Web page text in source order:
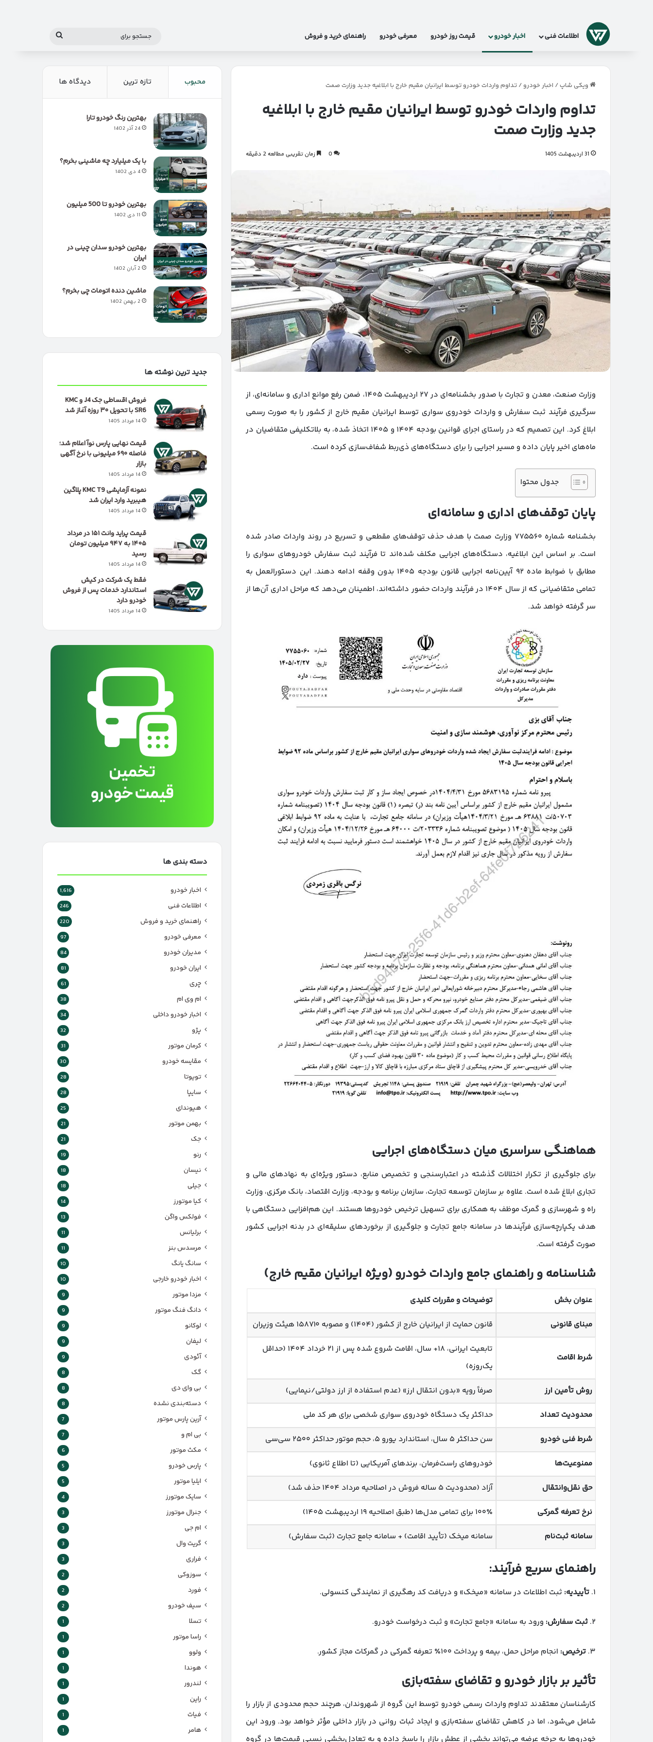
لوگو اطلاعات فنی اخبار خودرو قیمت روز خودرو معرفی خودرو راهنمای خرید و فروش
جستجو
ویکی شاپ/ اخبار خودرو/ تداوم واردات خودرو توسط ایرانیان مقیم خارج با ابلاغیه جدید وزارت صمت
تداوم واردات خودرو توسط ایرانیان مقیم خارج با ابلاغیه
جدید وزارت صمت
31 اردیبهشت 1405 0 زمان تقریبی مطالعه 2 دقیقه
وزارت صنعت، معدن و تجارت با صدور بخشنامه‌ای در ۲۷ اردیبهشت ۱۴۰۵، ضمن رفع موانع اداری و سامانه‌ای، از
سرگیری فرآیند ثبت سفارش و واردات خودروی سواری توسط ایرانیان مقیم خارج از کشور را به صورت رسمی
ابلاغ کرد. این تصمیم که در راستای اجرای قوانین بودجه ۱۴۰۴ و ۱۴۰۵ اتخاذ شده، به بلاتکلیفی متقاضیان در
ماه‌های اخیر پایان داده و مسیر اجرایی را برای دستگاه‌های ذی‌ربط شفاف‌سازی کرده است.
جدول محتوا
پایان توقف‌های اداری و سامانه‌ای
بخشنامه شماره ۷۷۵۵۶۰ وزارت صمت با هدف حذف توقف‌های مقطعی و تسریع در روند واردات صادر شده
است. بر اساس این ابلاغیه، دستگاه‌های اجرایی مکلف شده‌اند تا فرآیند ثبت سفارش خودروهای سواری را
مطابق با ضوابط ماده ۹۲ آیین‌نامه اجرایی قانون بودجه ۱۴۰۵ بدون وقفه ادامه دهند. این دستورالعمل به
تمامی متقاضیانی که از سال ۱۴۰۴ در فرآیند واردات حضور داشته‌اند، اطمینان می‌دهد که مراحل اداری آن‌ها از
سر گرفته خواهد شد.
هماهنگی سراسری میان دستگاه‌های اجرایی
برای جلوگیری از تکرار اختلالات گذشته در اعتبارسنجی و تخصیص منابع، دستور ویژه‌ای به نهادهای مالی و
تجاری ابلاغ شده است. علاوه بر سازمان توسعه تجارت، سازمان برنامه و بودجه، وزارت اقتصاد، بانک مرکزی، وزارت
راه و شهرسازی و گمرک موظف به همکاری برای تسهیل ترخیص خودروها هستند. این هم‌افزایی دستگاهی با
هدف یکپارچه‌سازی فرآیندها در سامانه جامع تجارت و جلوگیری از برخوردهای سلیقه‌ای در بدنه اجرایی کشور
صورت گرفته است.
شناسنامه و راهنمای جامع واردات خودرو (ویژه ایرانیان مقیم خارج)
عنوان بخش
توضیحات و مقررات کلیدی
مبنای قانونی
قانون حمایت از ایرانیان خارج از کشور (۱۴۰۴) و مصوبه ۱۵۸۷۱۰ هیئت وزیران
شرط اقامت
تابعیت ایرانی، ۱۸+ سال، اقامت شروع شده پس از ۲۱ خرداد ۱۴۰۴ (حداقل
یک‌روزه)
روش تأمین ارز
صرفاً رویه «بدون انتقال ارز» (عدم استفاده از ارز دولتی/نیمایی)
محدودیت تعداد
حداکثر یک دستگاه خودروی سواری شخصی برای هر کد ملی
شرط فنی خودرو
سن حداکثر ۵ سال، استاندارد یورو ۵، حجم موتور حداکثر ۲۵۰۰ سی‌سی
ممنوعیت‌ها
خودروهای راست‌فرمان، برندهای آمریکایی (تا اطلاع ثانوی)
حق نقل‌وانتقال
آزاد (محدودیت ۵ ساله فروش در اصلاحیه مرداد ۱۴۰۴ حذف شد)
نرخ تعرفه گمرکی
۱۰۰٪ برای تمامی مدل‌ها (طبق اصلاحیه ۱۹ اردیبهشت ۱۴۰۵)
سامانه ثبت‌نام
سامانه میخک (تأیید اقامت) + سامانه جامع تجارت (ثبت سفارش)
راهنمای سریع فرآیند:
۱. تأییدیه: ثبت اطلاعات در سامانه «میخک» و دریافت کد رهگیری از نمایندگی کنسولی.
۲. ثبت سفارش: ورود به سامانه «جامع تجارت» و ثبت درخواست خودرو.
۳. ترخیص: انجام مراحل حمل، بیمه و پرداخت ۱۰۰٪ تعرفه گمرکی در گمرکات مجاز کشور.
تأثیر بر بازار خودرو و تقاضای سفته‌بازی
کارشناسان معتقدند تداوم واردات رسمی خودرو توسط این گروه از شهروندان، هرچند حجم محدودی از بازار را
شامل می‌شود، اما در کاهش تقاضای سفته‌بازی و ایجاد ثبات روانی در بازار داخلی مؤثر خواهد بود. ورود این
خودروها به چرخه عرضه می‌تواند بخشی از عطش بازار را پاسخ داده و به تعادل‌بخشی نسبی قیمت‌ها در گروه
محبوب تازه ترین دیدگاه ها
بهترین رنگ خودرو تارا
24 آذر 1402
با یک میلیارد چه ماشینی بخرم؟
4 دی 1402
بهترین خودرو تا 500 میلیون
11 دی 1402
بهترین خودرو سدان چینی در
ایران
2 آبان 1402
ماشین دنده اتومات چی بخرم؟
2 بهمن 1402
جدید ترین نوشته ها
فروش اقساطی جک J4 و KMC
SR6 با تحویل ۳۰ روزه آغاز شد
14 مرداد 1405
قیمت نهایی پارس نوآ اعلام شد؛
فاصله ۶۹۰ میلیونی با نرخ آگهی
بازار
14 مرداد 1405
نمونه آزمایشی KMC T9 پلاگین
هیبرید وارد ایران شد
14 مرداد 1405
قیمت پراید وانت ۱۵۱ در مرداد
۱۴۰۵ به ۹۴۷ میلیون تومان
رسید
14 مرداد 1405
فقط یک شرکت در کیش
استاندارد خدمات پس از فروش
خودرو دارد
14 مرداد 1405
دسته بندی ها
اخبار خودرو 1,616
اطلاعات فنی 246
راهنمای خرید و فروش 220
معرفی خودرو 97
مدیران خودرو 84
ایران خودرو 81
چری 61
ام وی ام 38
اخبار خودرو داخلی 34
پژو 32
کرمان موتور 31
مقایسه خودرو 30
تویوتا 28
سایپا 28
هیوندای 25
بهمن موتور 21
جک 21
رنو 19
نیسان 18
جیلی 18
کیا موتورز 14
فولکس واگن 13
برلیانس 11
مرسدس بنز 11
سانگ یانگ 10
اخبار خودرو خارجی 10
مزدا موتور 9
دانگ فنگ موتور 9
لوکانو 9
لیفان 9
آئودی 9
گک 8
بی وای دی 8
دسته‌بندی نشده 8
آرین پارس موتور 7
بی ام و 7
مکث موتور 6
پارس‌ خودرو 5
ایلیا موتور 5
سایک موتورز 4
جنرال موتورز 3
ام جی 3
گریت وال 3
فراری 3
سوزوکی 2
فورد 2
سیف خودرو 2
تسلا 1
راسا موتور 1
ولوو 1
هوندا 1
لندرور 1
راین 1
فیات 1
هامر 1